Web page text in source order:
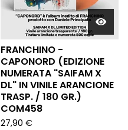
FRANCHINO -
CAPONORD (EDIZIONE
NUMERATA "SAIFAM X
DL" IN VINILE ARANCIONE
TRASP. / 180 GR.)
COM458
27,90 €